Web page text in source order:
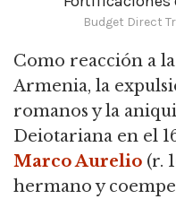
Budget Direct
Como reacción a
Armenia, la
romanos y la
Deiotariana en el
Marco Aurelio (r.
hermano y